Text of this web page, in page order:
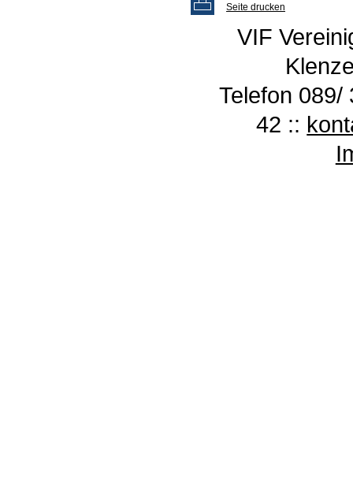
Seite drucken
VIF
Telefon
42 ::